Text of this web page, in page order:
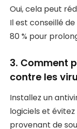
Oui, cela peut
Il est conseillé
80 % pour
3. Comment
contre les
Installez un
logiciels et
provenant de